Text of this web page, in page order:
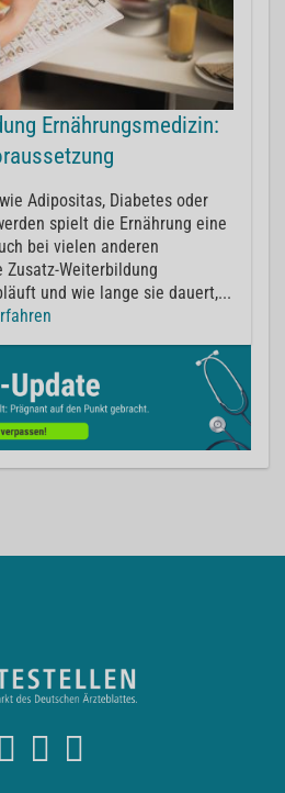
Ernährungsmedizin:
Adipositas, Diabetes oder
spielt die Ernährung eine
bei vielen anderen
Zusatz-Weiterbildung
und wie lange sie dauert,...